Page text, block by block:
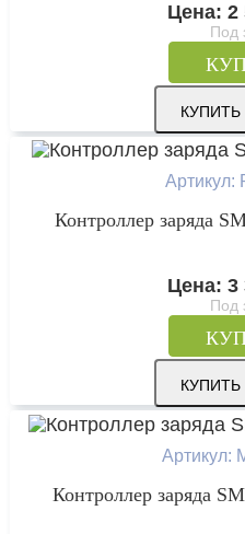
Цена: 2
Под
КУПИТЬ
Артикул:
Контроллер заряда
Цена: 3
Под
КУПИТЬ
Артикул:
Контроллер заряда